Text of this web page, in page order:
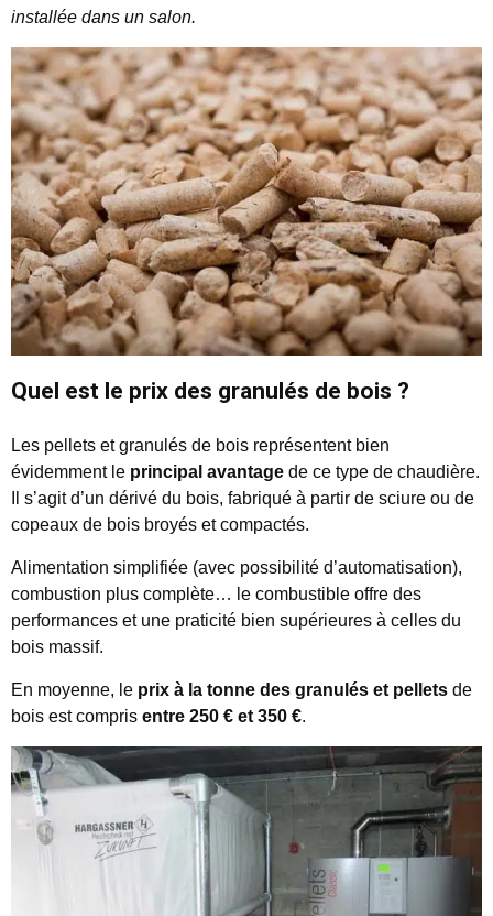
installée dans un salon.
Quel est le prix des granulés de bois ?
Les pellets et granulés de bois représentent bien
évidemment le principal avantage de ce type de chaudière.
Il s’agit d’un dérivé du bois, fabriqué à partir de sciure ou de
copeaux de bois broyés et compactés.
Alimentation simplifiée (avec possibilité d’automatisation),
combustion plus complète… le combustible offre des
performances et une praticité bien supérieures à celles du
bois massif.
En moyenne, le prix à la tonne des granulés et pellets de
bois est compris entre 250 € et 350 €.